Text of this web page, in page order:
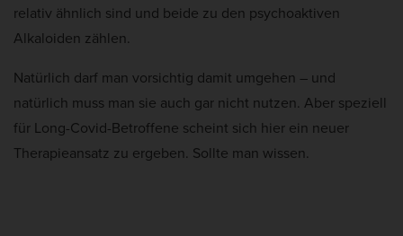
relativ ähnlich sind und beide zu den psychoaktiven
Alkaloiden zählen.
Natürlich darf man vorsichtig damit umgehen – und
natürlich muss man sie auch gar nicht nutzen. Aber speziell
für Long-Covid-Betroffene scheint sich hier ein neuer
Therapieansatz zu ergeben. Sollte man wissen.